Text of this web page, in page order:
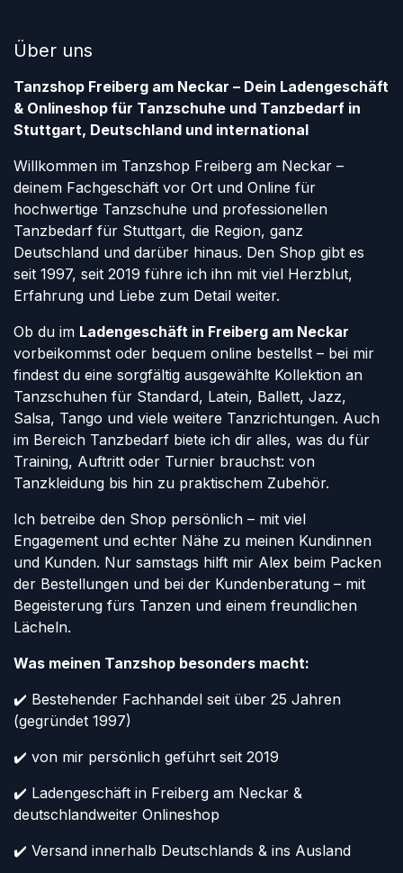
Über uns
Tanzshop Freiberg am Neckar – Dein Ladengeschäft
& Onlineshop für Tanzschuhe und Tanzbedarf in
Stuttgart, Deutschland und international
Willkommen im Tanzshop Freiberg am Neckar –
deinem Fachgeschäft vor Ort und Online für
hochwertige Tanzschuhe und professionellen
Tanzbedarf für Stuttgart, die Region, ganz
Deutschland und darüber hinaus. Den Shop gibt es
seit 1997, seit 2019 führe ich ihn mit viel Herzblut,
Erfahrung und Liebe zum Detail weiter.
Ob du im Ladengeschäft in Freiberg am Neckar
vorbeikommst oder bequem online bestellst – bei mir
findest du eine sorgfältig ausgewählte Kollektion an
Tanzschuhen für Standard, Latein, Ballett, Jazz,
Salsa, Tango und viele weitere Tanzrichtungen. Auch
im Bereich Tanzbedarf biete ich dir alles, was du für
Training, Auftritt oder Turnier brauchst: von
Tanzkleidung bis hin zu praktischem Zubehör.
Ich betreibe den Shop persönlich – mit viel
Engagement und echter Nähe zu meinen Kundinnen
und Kunden. Nur samstags hilft mir Alex beim Packen
der Bestellungen und bei der Kundenberatung – mit
Begeisterung fürs Tanzen und einem freundlichen
Lächeln.
Was meinen Tanzshop besonders macht:
✔️ Bestehender Fachhandel seit über 25 Jahren
(gegründet 1997)
✔️ von mir persönlich geführt seit 2019
✔️ Ladengeschäft in Freiberg am Neckar &
deutschlandweiter Onlineshop
✔️ Versand innerhalb Deutschlands & ins Ausland